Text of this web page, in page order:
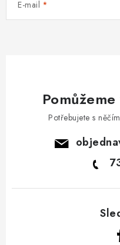
E-mail
Potřebujete s